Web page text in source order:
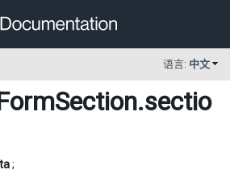
语言: 中文
.sectio
;